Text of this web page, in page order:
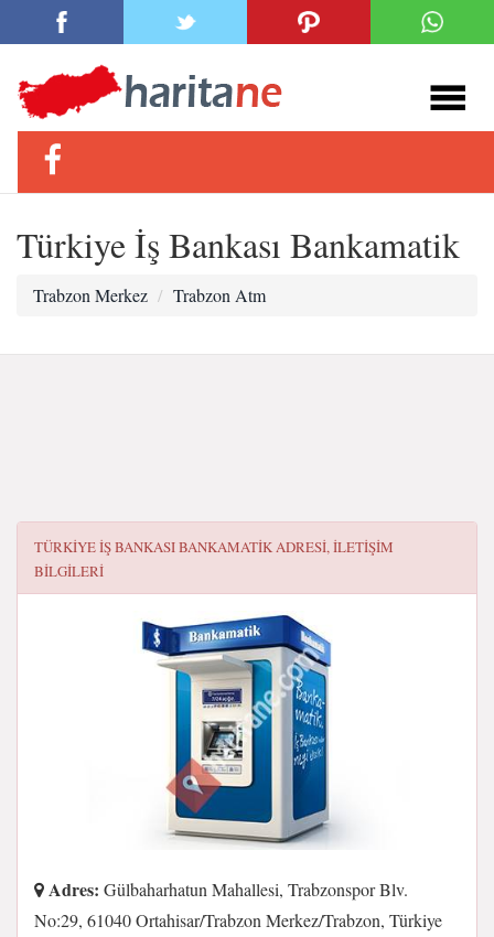
Türkiye İş Bankası Bankamatik
Trabzon Merkez Trabzon Atm
TÜRKIYE İŞ BANKASI BANKAMATIKADRESI, ILETIŞIM
BILGILERI
Adres: Gülbaharhatun Mahallesi, Trabzonspor Blv.
No:29, 61040 Ortahisar/Trabzon Merkez/Trabzon, Türkiye